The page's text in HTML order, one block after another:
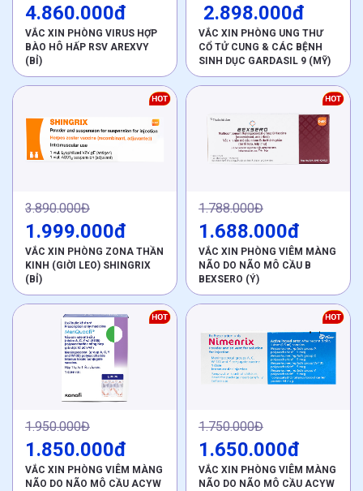
4.860.000đ
VẮC XIN PHÒNG VIRUS HỢP
BÀO HÔ HẤP RSV AREXVY
(BỈ)
2.898.000đ
VẮC XIN PHÒNG UNG THƯ
CỔ TỬ CUNG & CÁC BỆNH
SINH DỤC GARDASIL 9 (MỸ)
3.890.000Đ
1.999.000đ
VẮC XIN PHÒNG ZONA THẦN
KINH (GIỜI LEO) SHINGRIX
(BỈ)
1.788.000Đ
1.688.000đ
VẮC XIN PHÒNG VIÊM MÀNG
NÃO DO NÃO MÔ CẦU B
BEXSERO (Ý)
1.950.000Đ
1.850.000đ
VẮC XIN PHÒNG VIÊM MÀNG
NÃO DO NÃO MÔ CẦU ACYW
1.750.000Đ
1.650.000đ
VẮC XIN PHÒNG VIÊM MÀNG
NÃO DO NÃO MÔ CẦU ACYW